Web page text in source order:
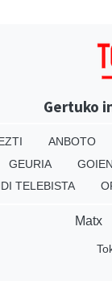
Gertuko
ANBOTO
GEURIA
TELEBISTA
Matx